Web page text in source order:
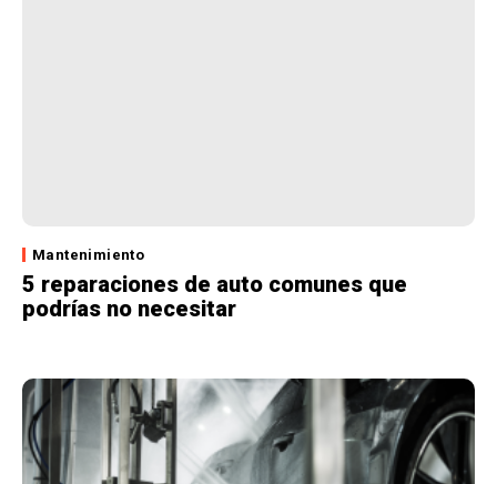
Mantenimiento
5 reparaciones de auto comunes que
podrías no necesitar